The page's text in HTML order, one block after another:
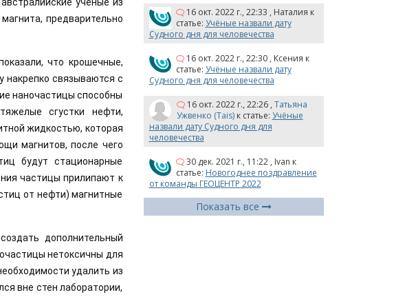
предварительно
что крошечные,
накрепко связываются с
наночастицы способны
сгустки нефти,
жидкостью, которая
магнитов, после чего
будут стационарные
частицы прилипают к
от нефти) магнитные
дополнительный
нетоксичны для
удалить из
вне стен лаборатории,
16 окт. 2022 г., 22:33 , Наталия к
статье: Учёные назвали дату
Судного дня для человечества
16 окт. 2022 г., 22:30 , Ксения к
статье: Учёные назвали дату
Судного дня для человечества
16 окт. 2022 г., 22:26 , Татьяна
Ужвенко (Tais) к статье: Учёные
назвали дату Судного дня для
человечества
30 дек. 2021 г., 11:22 , Ivan к
статье: Новогоднее поздравление
от команды ГЕОЦЕНТР 2022
Показать все